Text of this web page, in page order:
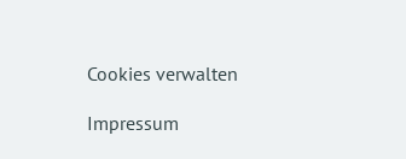
Cookies verwalten
Impressum